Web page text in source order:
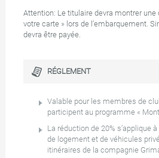
Attention: Le titulaire devra montrer une
votre carte » lors de l’embarquement.
devra être payée.
RÉGLEMENT
Valable pour les membres de
participent au programme «
La réduction de 20% s’applique
de logement et de véhicules
itinéraires de la compagnie